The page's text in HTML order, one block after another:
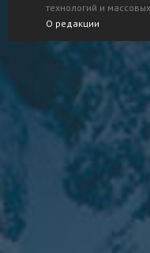
технологий и
О редакции